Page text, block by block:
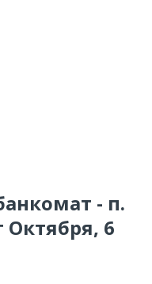
- п.
Октября, 6